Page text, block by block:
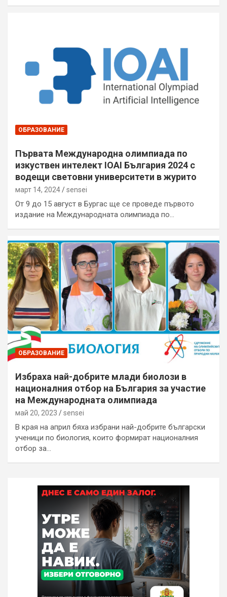
ОБРАЗОВАНИЕ
Първата Международна олимпиада по
изкуствен интелект IOAI България 2024 с
водещи световни университети в журито
март 14, 2024 sensei
От 9 до 15 август в Бургас ще се проведе първото
издание на Международната олимпиада по…
ОБРАЗОВАНИЕ
Избраха най-добрите млади биолози в
националния отбор на България за участие
на Международната олимпиада
май 20, 2023 sensei
В края на април бяха избрани най-добрите български
ученици по биология, които формират националния
отбор за…